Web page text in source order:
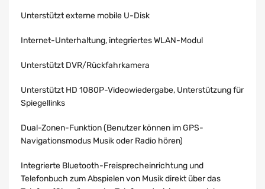
Unterstützt externe mobile U-Disk
Internet-Unterhaltung, integriertes WLAN-Modul
Unterstützt DVR/Rückfahrkamera
Unterstützt HD 1080P-Videowiedergabe, Unterstützung für
Spiegellinks
Dual-Zonen-Funktion (Benutzer können im GPS-
Navigationsmodus Musik oder Radio hören)
Integrierte Bluetooth-Freisprecheinrichtung und
Telefonbuch zum Abspielen von Musik direkt über das